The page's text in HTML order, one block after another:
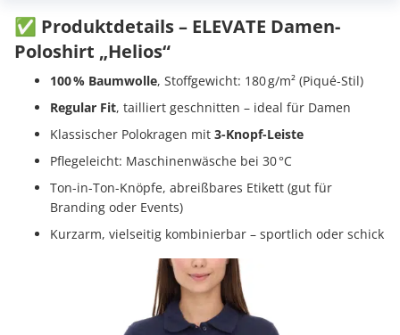
✅ Produktdetails – ELEVATE Damen-
Poloshirt „Helios“
100 % Baumwolle, Stoffgewicht: 180 g/m² (Piqué-Stil)
Regular Fit, tailliert geschnitten – ideal für Damen
Klassischer Polokragen mit 3-Knopf-Leiste
Pflegeleicht: Maschinenwäsche bei 30 °C
Ton-in-Ton-Knöpfe, abreißbares Etikett (gut für
Branding oder Events)
Kurzarm, vielseitig kombinierbar – sportlich oder schick